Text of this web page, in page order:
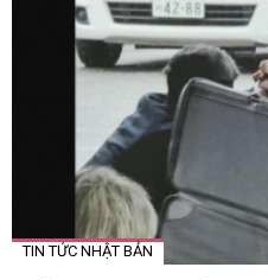
TIN TỨC NHẬT BẢN